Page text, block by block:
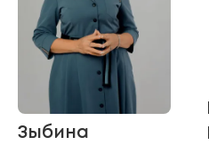
Зыбина